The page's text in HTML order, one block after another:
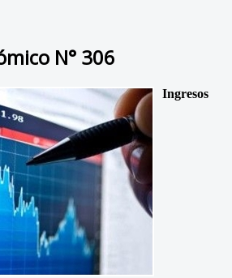
N° 306
Ingresos